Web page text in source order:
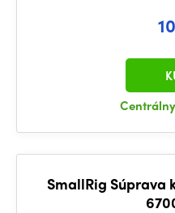
SmallRig Súprava